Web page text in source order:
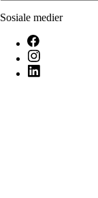
Sosiale medier